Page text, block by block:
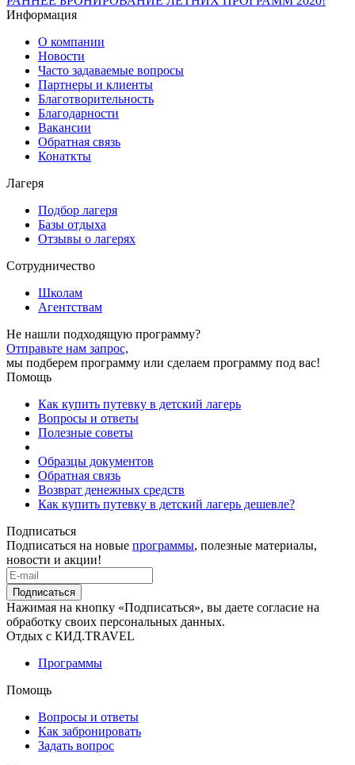
Информация
О компании
Новости
Часто задаваемые вопросы
Партнеры и клиенты
Благотворительность
Благодарности
Вакансии
Обратная связь
Конаткты
Лагеря
Подбор лагеря
Базы отдыха
Отзывы о лагерях
Сотрудничество
Школам
Агентствам
Не нашли подходящую программу?
Отправьте нам запрос,
мы подберем программу или сделаем программу под вас!
Помощь
Как купить путевку в детский лагерь
Вопросы и ответы
Полезные советы
Образцы документов
Обратная связь
Возврат денежных средств
Как купить путевку в детский лагерь дешевле?
Подписаться
Подписаться на новые программы, полезные материалы,
новости и акции!
Подписаться
Нажимая на кнопку «Подписаться», вы даете согласие на
обработку своих персональных данных.
Отдых с КИД.TRAVEL
Программы
Помощь
Вопросы и ответы
Как забронировать
Задать вопрос